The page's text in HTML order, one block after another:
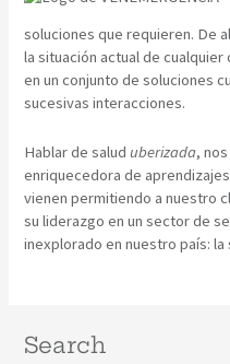
soluciones que requieren. De
la situación actual de
en un conjunto de soluciones
sucesivas interacciones.
Hablar de salud uberizada,
enriquecedora de
vienen permitiendo a nuestro
su liderazgo en un sector de
inexplorado en nuestro país: la
Search